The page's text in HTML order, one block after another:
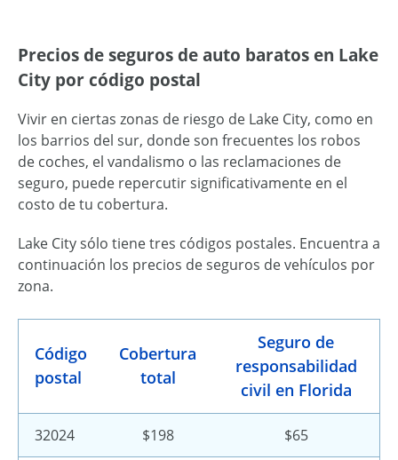
Precios de seguros de auto baratos en Lake
City por código postal
Vivir en ciertas zonas de riesgo de Lake City, como en
los barrios del sur, donde son frecuentes los robos
de coches, el vandalismo o las reclamaciones de
seguro, puede repercutir significativamente en el
costo de tu cobertura.
Lake City sólo tiene tres códigos postales. Encuentra a
continuación los precios de seguros de vehículos por
zona.
Código
postal
Cobertura
total
Seguro de
responsabilidad
civil en Florida
32024 $198 $65